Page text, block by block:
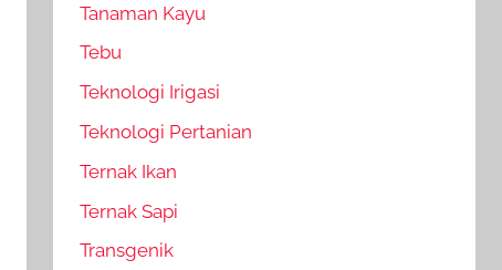
Tanaman Kayu
Tebu
Teknologi Irigasi
Teknologi Pertanian
Ternak Ikan
Ternak Sapi
Transgenik